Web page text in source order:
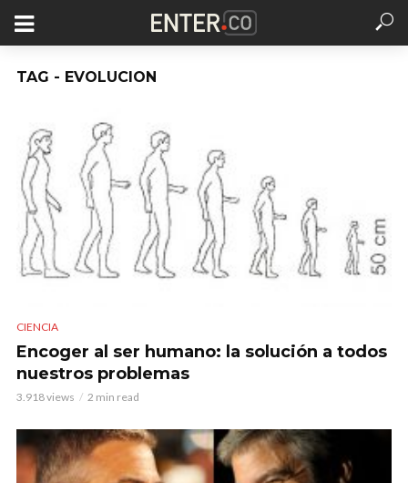
TAG - EVOLUCION
CIENCIA
Encoger al ser humano: la solución a todos
nuestros problemas
3.918 views 2 min read